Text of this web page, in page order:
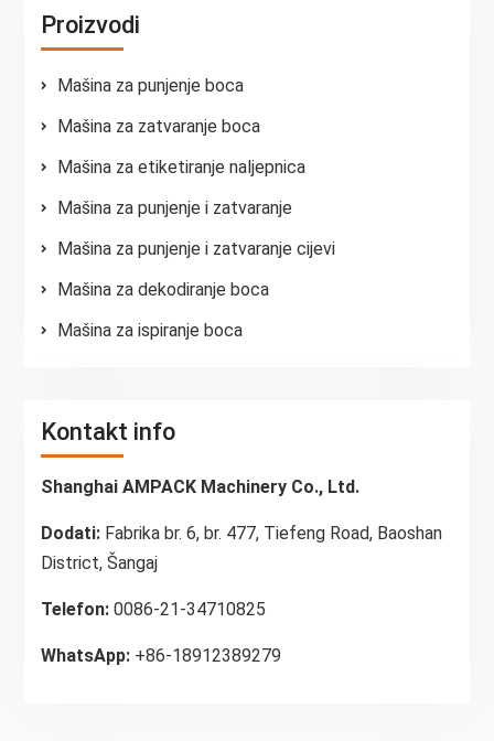
Proizvodi
Mašina za punjenje boca
Mašina za zatvaranje boca
Mašina za etiketiranje naljepnica
Mašina za punjenje i zatvaranje
Mašina za punjenje i zatvaranje cijevi
Mašina za dekodiranje boca
Mašina za ispiranje boca
Kontakt info
Shanghai AMPACK Machinery Co., Ltd.
Dodati:Fabrika br. 6, br. 477, Tiefeng Road, Baoshan
District, Šangaj
Telefon:0086-21-34710825
WhatsApp:+86-18912389279